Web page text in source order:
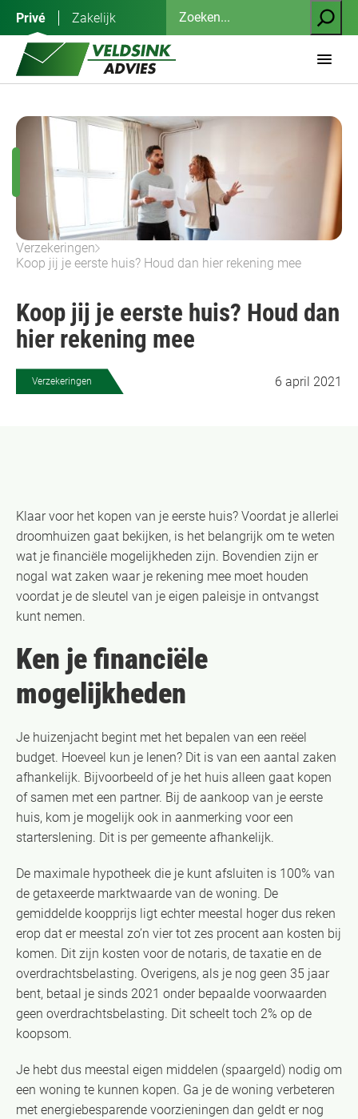
inhoud
Privé Zakelijk
Zoeken
Verzekeringen
Koop jij je eerste huis? Houd dan hier rekening mee
Koop jij je eerste huis? Houd dan
hier rekening mee
Verzekeringen 6 april 2021
Klaar voor het kopen van je eerste huis? Voordat je allerlei
droomhuizen gaat bekijken, is het belangrijk om te weten
wat je financiële mogelijkheden zijn. Bovendien zijn er
nogal wat zaken waar je rekening mee moet houden
voordat je de sleutel van je eigen paleisje in ontvangst
kunt nemen.
Ken je financiële
mogelijkheden
Je huizenjacht begint met het bepalen van een reëel
budget. Hoeveel kun je lenen? Dit is van een aantal zaken
afhankelijk. Bijvoorbeeld of je het huis alleen gaat kopen
of samen met een partner. Bij de aankoop van je eerste
huis, kom je mogelijk ook in aanmerking voor een
starterslening. Dit is per gemeente afhankelijk.
De maximale hypotheek die je kunt afsluiten is 100% van
de getaxeerde marktwaarde van de woning. De
gemiddelde koopprijs ligt echter meestal hoger dus reken
erop dat er meestal zo’n vier tot zes procent aan kosten bij
komen. Dit zijn kosten voor de notaris, de taxatie en de
overdrachtsbelasting. Overigens, als je nog geen 35 jaar
bent, betaal je sinds 2021 onder bepaalde voorwaarden
geen overdrachtsbelasting. Dit scheelt toch 2% op de
koopsom.
Je hebt dus meestal eigen middelen (spaargeld) nodig om
een woning te kunnen kopen. Ga je de woning verbeteren
met energiebesparende voorzieningen dan geldt er nog